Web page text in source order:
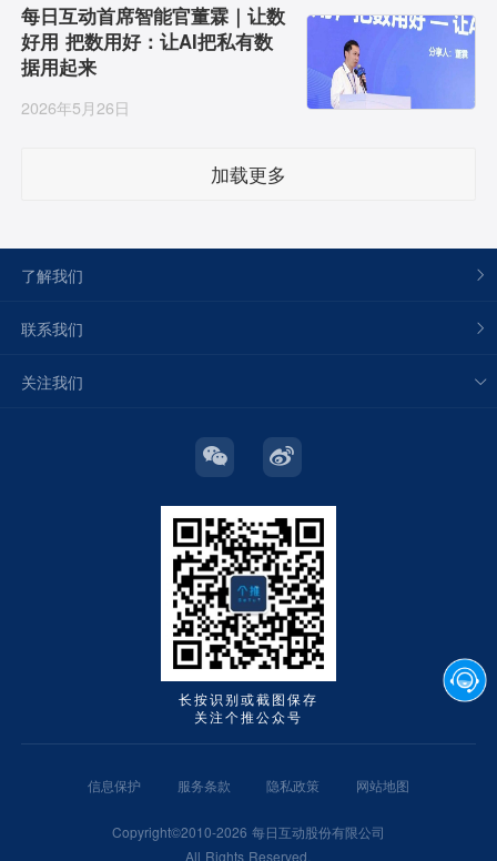
每日互动首席智能官董霖｜让数
好用 把数用好：让AI把私有数
据用起来
2026年5月26日
加载更多
了解我们
联系我们
关注我们
长按识别或截图保存
关注个推公众号
信息保护 服务条款 隐私政策 网站地图
Copyright©2010-2026 每日互动股份有限公司
All Rights Reserved.